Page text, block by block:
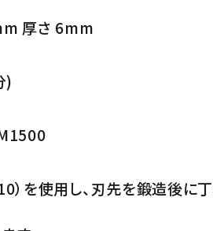
厚さ 6mm
)
を使用し、刃先を鍛造後に